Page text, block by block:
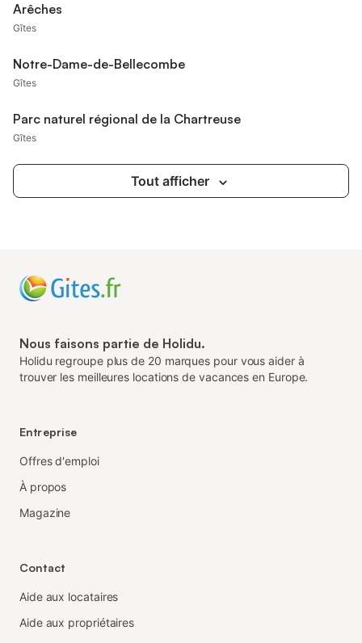
Arêches
Gîtes
Notre-Dame-de-Bellecombe
Gîtes
Parc naturel régional de la Chartreuse
Gîtes
Tout afficher
Nous faisons partie de Holidu.
Holidu regroupe plus de 20 marques pour vous aider à
trouver les meilleures locations de vacances en Europe.
Entreprise
Offres d'emploi
À propos
Magazine
Contact
Aide aux locataires
Aide aux propriétaires